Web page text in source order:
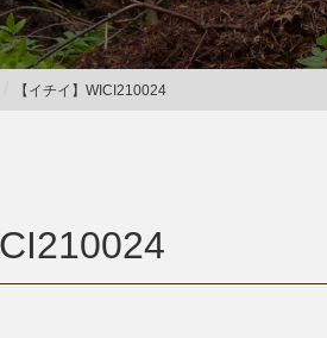
【イチイ】WICI210024